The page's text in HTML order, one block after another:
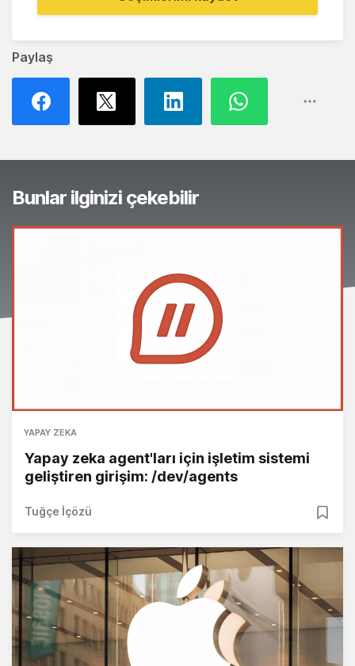
Paylaş
Bunlar ilginizi çekebilir
YAPAY ZEKA
Yapay zeka agent'ları için işletim sistemi
geliştiren girişim: /dev/agents
Tuğçe İçözü